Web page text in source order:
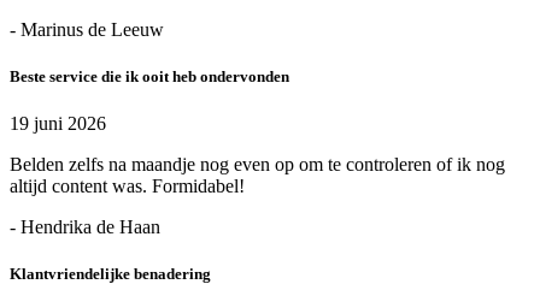
- Marinus de Leeuw
Beste service die ik ooit heb ondervonden
19 juni 2026
Belden zelfs na maandje nog even op om te controleren of ik nog
altijd content was. Formidabel!
- Hendrika de Haan
Klantvriendelijke benadering